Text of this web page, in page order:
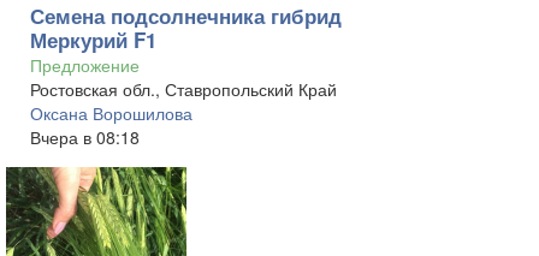
Семена подсолнечника гибрид
Меркурий F1
Предложение
Ростовская обл., Ставропольский Край
Оксана Ворошилова
Вчера в 08:18